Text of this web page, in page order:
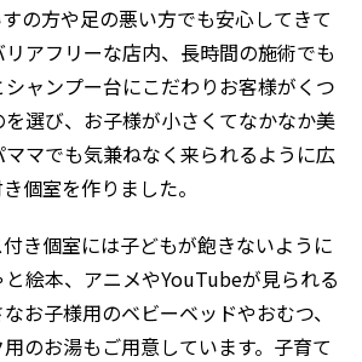
の方や足の悪い方でも安心してきて
アフリーな店内、長時間の施術でも
ャンプー台にこだわりお客様がくつ
選び、お子様が小さくてなかなか美
マでも気兼ねなく来られるように広
個室を作りました。
き個室には子どもが飽きないように
絵本、アニメやYouTubeが見られる
お子様用のベビーベッドやおむつ、
のお湯もご用意しています。子育て